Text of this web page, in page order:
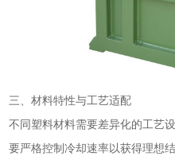
三、材料特性与工艺适配
不同塑料材料需要差异化的工艺
要严格控制冷却速率以获得理想